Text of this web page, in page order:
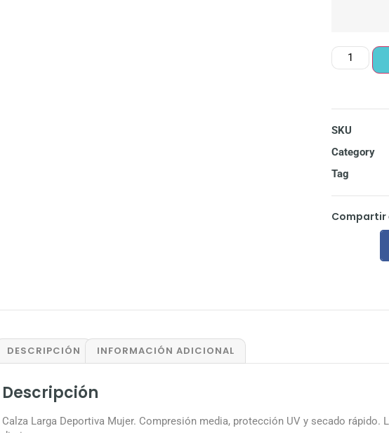
SKU
Category
Tag
Compartir
DESCRIPCIÓN INFORMACIÓN ADICIONAL
Descripción
Calza Larga Deportiva Mujer. Compresión media, protección UV y secado rápido.